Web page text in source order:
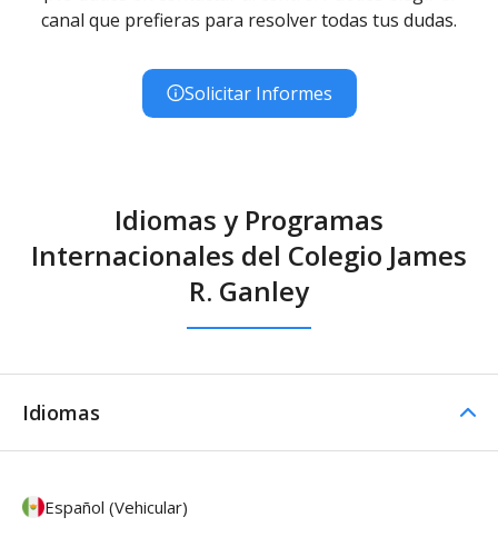
canal que prefieras para resolver todas tus dudas.
Solicitar Informes
Idiomas y Programas
Internacionales del Colegio James
R. Ganley
Idiomas
Español (Vehicular)